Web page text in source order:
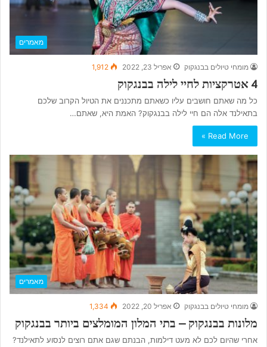
מאמרים
מומחי טיולים בבנגקוק אפריל 23, 2022 1,912
4 אטרקציות לחיי לילה בבנגקוק
כל מה שאתם חושבים עליו כשאתם מתכננים את הטיול הקרוב שלכם
בתאילנד אלה הם חיי לילה בבנגקוק? האמת היא, שאתם…
Read More »
מאמרים
מומחי טיולים בבנגקוק אפריל 20, 2022 1,334
מלונות בבנגקוק – בתי המלון המומלצים ביותר בבנגקוק
אחרי שהיום לכם לא מעט דילמות, הבנתם שגם אתם רוצים לנסוע לתאילנד?